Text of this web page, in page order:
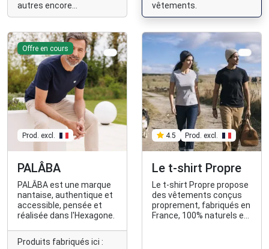
autres encore...
vêtements.
Offre en cours
Prod. excl.
PALÂBA
PALÂBA est une marque
nantaise, authentique et
accessible, pensée et
réalisée dans l'Hexagone.
Produits fabriqués ici :
4.5 Prod. excl.
Le t-shirt Propre
Le t-shirt Propre propose
des vêtements conçus
proprement, fabriqués en
France, 100% naturels et